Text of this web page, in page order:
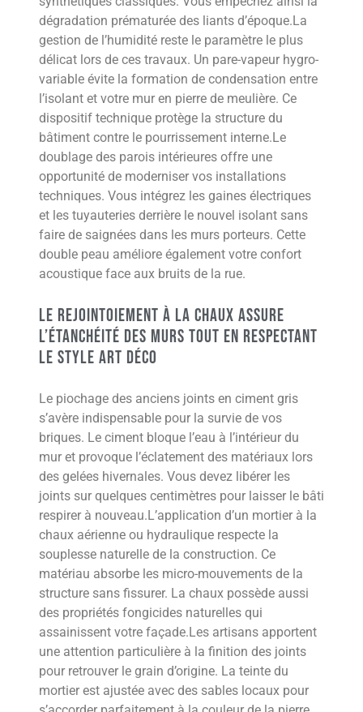
dégradation prématurée des liants d’époque.La
gestion de l’humidité reste le paramètre le plus
délicat lors de ces travaux. Un pare-vapeur hygro-
variable évite la formation de condensation entre
l’isolant et votre mur en pierre de meulière. Ce
dispositif technique protège la structure du
bâtiment contre le pourrissement interne.Le
doublage des parois intérieures offre une
opportunité de moderniser vos installations
techniques. Vous intégrez les gaines électriques
et les tuyauteries derrière le nouvel isolant sans
faire de saignées dans les murs porteurs. Cette
double peau améliore également votre confort
acoustique face aux bruits de la rue.
Le rejointoiement à la chaux assure
l’étanchéité des murs tout en respectant
le style Art déco
Le piochage des anciens joints en ciment gris
s’avère indispensable pour la survie de vos
briques. Le ciment bloque l’eau à l’intérieur du
mur et provoque l’éclatement des matériaux lors
des gelées hivernales. Vous devez libérer les
joints sur quelques centimètres pour laisser le bâti
respirer à nouveau.L’application d’un mortier à la
chaux aérienne ou hydraulique respecte la
souplesse naturelle de la construction. Ce
matériau absorbe les micro-mouvements de la
structure sans fissurer. La chaux possède aussi
des propriétés fongicides naturelles qui
assainissent votre façade.Les artisans apportent
une attention particulière à la finition des joints
pour retrouver le grain d’origine. La teinte du
mortier est ajustée avec des sables locaux pour